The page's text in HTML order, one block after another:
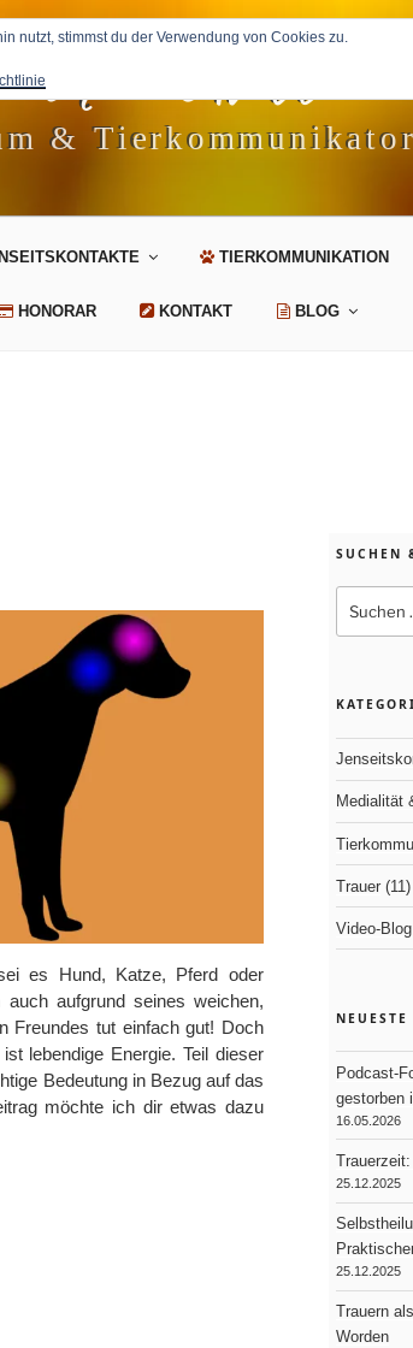
Avila
&
TIERKOMMUNIKATION
HONORAR KONTAKT BLOG
es Hund, Katze, Pferd oder
aufgrund seines weichen,
Freundes tut einfach gut! Doch
lebendige Energie. Teil dieser
Bedeutung in Bezug auf das
möchte ich dir etwas dazu
SUCHEN
nach:
Medialität
Trauer (11)
Video-Blog
NEUESTE
Podcast-
gestorben
16.05.2026
25.12.2025
25.12.2025
Trauern
Worden
nutzt, stimmst du der Verwendung von Cookies zu.